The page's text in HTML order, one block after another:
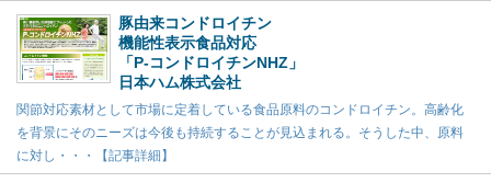
豚由来コンドロイチン
機能性表示食品対応
「P-コンドロイチンNHZ」
日本ハム株式会社
関節対応素材として市場に定着している食品原料のコンドロイチン。高齢化
を背景にそのニーズは今後も持続することが見込まれる。そうした中、原料
に対し・・・【記事詳細】